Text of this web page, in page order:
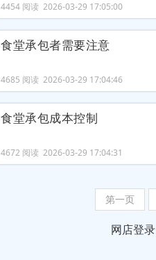
4454 阅读 2026-03-29 17:05:00
食堂承包者需要注意
4685 阅读 2026-03-29 17:04:46
食堂承包成本控制
4672 阅读 2026-03-29 17:04:31
第一页
网店登录